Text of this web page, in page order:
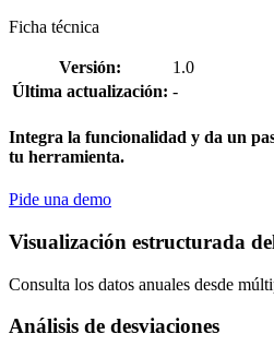
Ficha técnica
Versión:
1.0
Última actualización: -
Integra la funcionalidad y da un
tu herramienta.
Pide una demo
Visualización estructurada
Consulta los datos anuales desde
Análisis de desviaciones